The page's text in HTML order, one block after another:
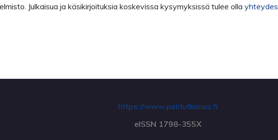
Julkaisua ja käsikirjoituksia koskevissa kysymyksissä tulee olla
https://www.pelitutkimus.fi
eISSN 1798-355X